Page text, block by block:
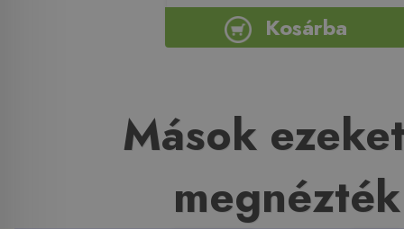
Kosárba
Mások
megnézték